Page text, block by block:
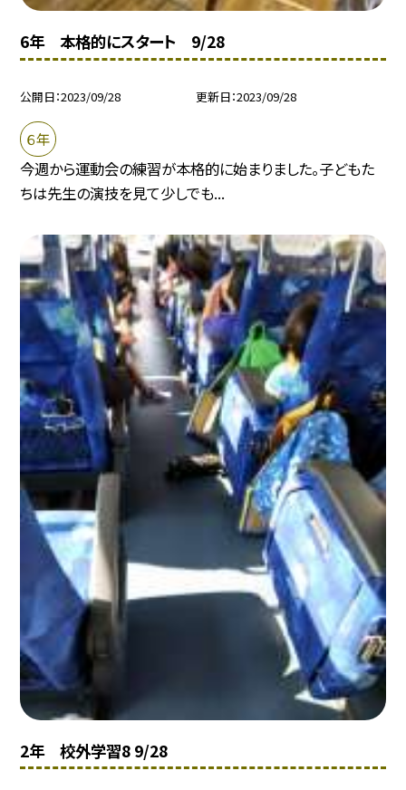
6年 本格的にスタート 9/28
公開日 2023/09/28 更新日 2023/09/28
６年
今週から運動会の練習が本格的に始まりました。子どもた
ちは先生の演技を見て少しでも...
2年 校外学習8 9/28